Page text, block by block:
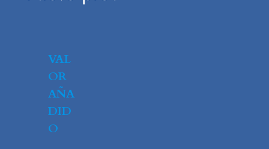
VAL
OR
AÑA
DID
O